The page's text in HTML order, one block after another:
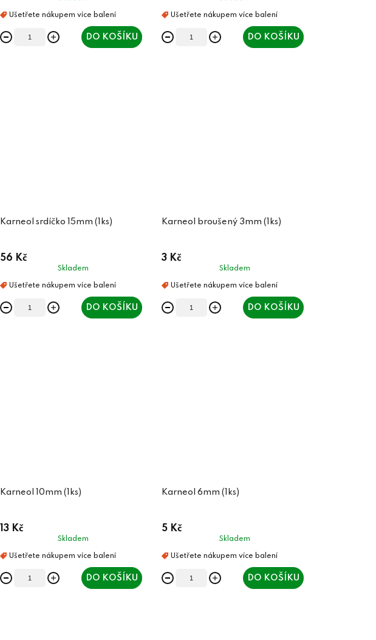
DO KOŠÍKU DO KOŠÍKU
Karneol srdíčko 15mm (1ks)
56 Kč
Skladem
DO KOŠÍKU
Karneol broušený 3mm (1ks)
3 Kč
Skladem
DO KOŠÍKU
Karneol 10mm (1ks)
13 Kč
Skladem
DO KOŠÍKU
Karneol 6mm (1ks)
5 Kč
Skladem
DO KOŠÍKU